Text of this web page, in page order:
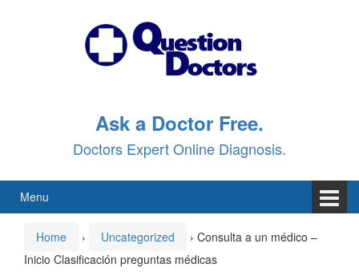
Ask a Doctor Free.
Doctors Expert Online Diagnosis.
Menu
Home › Uncategorized › Consulta a un médico –
Inicio Clasificación preguntas médicas